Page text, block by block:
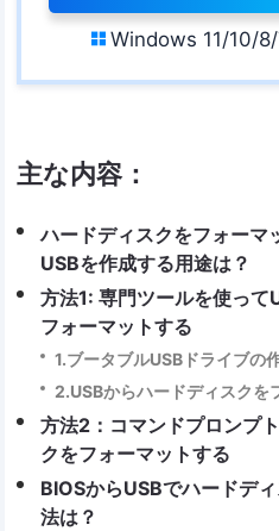
 Windows 11/10/
主な内容：
ハードディスクをフォーマ
USBを作成する用途は？
方法1: 専門ツールを使って
フォーマットする
1.ブータブルUSBドライブの
2.USBからハードディスクを
方法2：コマンドプロンプ
クをフォーマットする
BIOSからUSBでハードデ
法は？